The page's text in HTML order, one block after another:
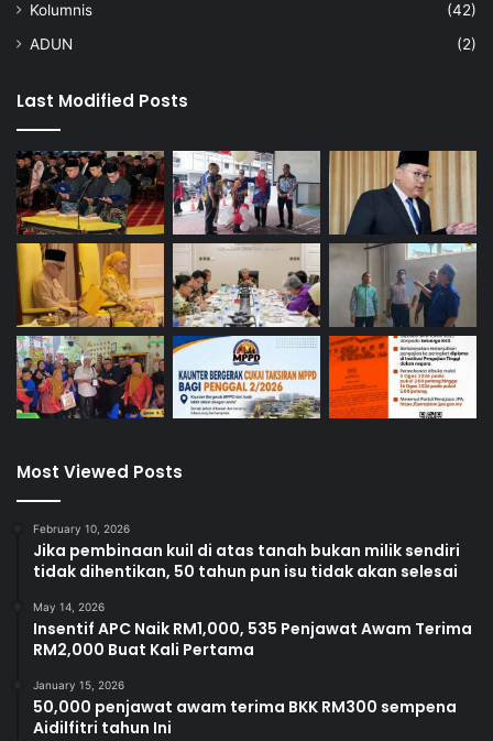
s
e
e
n
d
i
d
i
k
a
n
Kolumnis
(42)
ADUN
(2)
Last Modified Posts
Most Viewed Posts
February 10, 2026
Jika pembinaan kuil di atas tanah bukan milik sendiri
tidak dihentikan, 50 tahun pun isu tidak akan selesai
May 14, 2026
Insentif APC Naik RM1,000, 535 Penjawat Awam Terima
RM2,000 Buat Kali Pertama
January 15, 2026
50,000 penjawat awam terima BKK RM300 sempena
Aidilfitri tahun Ini